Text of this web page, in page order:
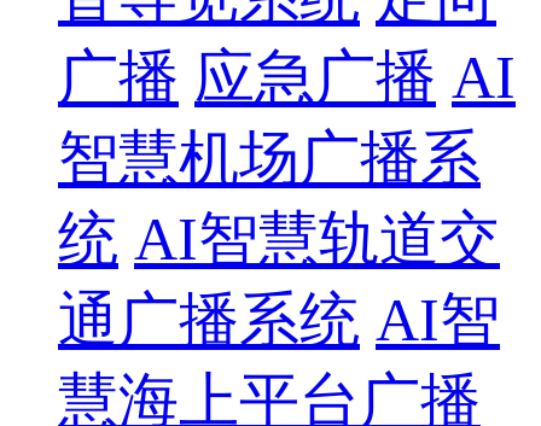
广播 应急广播 AI
智慧机场广播系
统 AI智慧轨道交
通广播系统 AI智
慧海上平台广播